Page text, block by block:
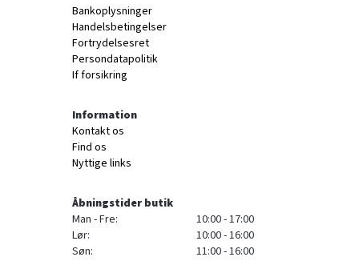
Bankoplysninger
Handelsbetingelser
Fortrydelsesret
Persondatapolitik
If forsikring
Information
Kontakt os
Find os
Nyttige links
Åbningstider butik
Man - Fre:
10:00 - 17:00
Lør:
10:00 - 16:00
Søn:
11:00 - 16:00